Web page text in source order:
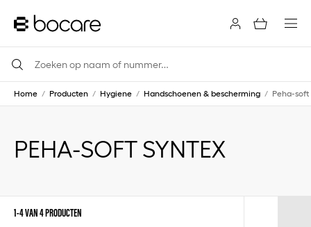
Home / Producten / Hygiene / Handschoenen & bescherming / Peha-soft
PEHA-SOFT SYNTEX
1-4 VAN 4 PRODUCTEN